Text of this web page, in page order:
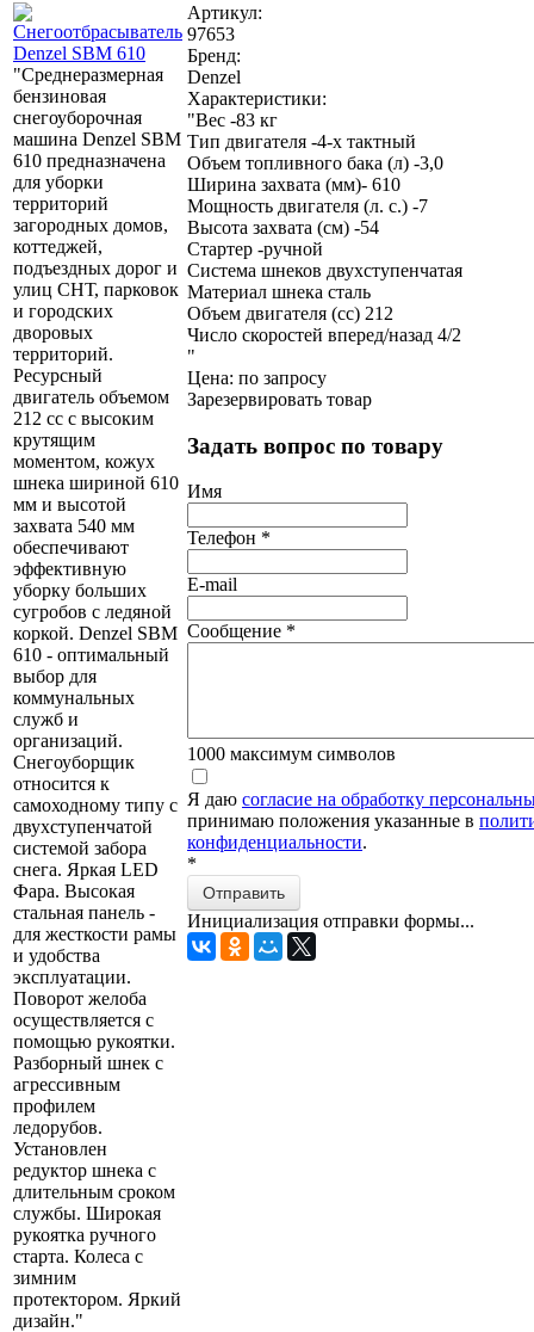
"Среднеразмерная
бензиновая
снегоуборочная
машина Denzel SBM
610 предназначена
для уборки
территорий
загородных домов,
коттеджей,
подъездных дорог и
улиц СНТ, парковок
и городских
дворовых
территорий.
Ресурсный
двигатель объемом
212 сс с высоким
крутящим
моментом, кожух
шнека шириной 610
мм и высотой
захвата 540 мм
обеспечивают
эффективную
уборку больших
сугробов с ледяной
коркой. Denzel SBM
610 - оптимальный
выбор для
коммунальных
служб и
организаций.
Снегоуборщик
относится к
самоходному типу с
двухступенчатой
системой забора
снега. Яркая LED
Фара. Высокая
стальная панель -
для жесткости рамы
и удобства
эксплуатации.
Поворот желоба
осуществляется с
помощью рукоятки.
Разборный шнек с
агрессивным
профилем
ледорубов.
Установлен
редуктор шнека с
длительным сроком
службы. Широкая
рукоятка ручного
старта. Колеса с
зимним
протектором. Яркий
дизайн."
Артикул:
97653
Бренд:
Denzel
Характеристики:
"Вес -83 кг
Тип двигателя -4-х тактный
Объем топливного бака (л) -3,0
Ширина захвата (мм)- 610
Мощность двигателя (л. с.) -7
Высота захвата (см) -54
Стартер -ручной
Система шнеков двухступенчатая
Материал шнека сталь
Объем двигателя (сс) 212
Число скоростей вперед/назад 4/2
"
Цена: по запросу
Зарезервировать товар
Задать вопрос по товару
Имя
Телефон *
E-mail
Сообщение *
1000 максимум символов
Я даю согласие на обработку
принимаю положения указанные в
конфиденциальности.
*
Отправить
Инициализация отправки формы...